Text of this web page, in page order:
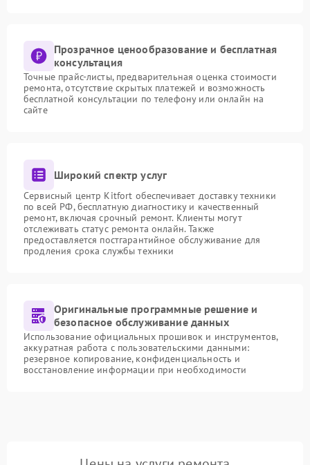
Прозрачное ценообразование и бесплатная
консультация
Точные прайс-листы, предварительная оценка стоимости
ремонта, отсутствие скрытых платежей и возможность
бесплатной консультации по телефону или онлайн на
сайте
Широкий спектр услуг
Сервисный центр Kitfort обеспечивает доставку техники
по всей РФ, бесплатную диагностику и качественный
ремонт, включая срочный ремонт. Клиенты могут
отслеживать статус ремонта онлайн. Также
предоставляется постгарантийное обслуживание для
продления срока службы техники
Оригинальные программные решение и
безопасное обслуживание данных
Использование официальных прошивок и инструментов,
аккуратная работа с пользовательскими данными:
резервное копирование, конфиденциальность и
восстановление информации при необходимости